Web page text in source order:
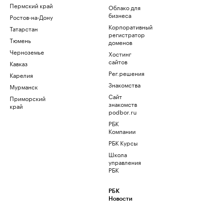
Пермский край
Ростов-на-Дону
Татарстан
Тюмень
Черноземье
Кавказ
Карелия
Мурманск
Приморский
край
Облако для
бизнеса
Корпоративный
регистратор
доменов
Хостинг
сайтов
Рег.решения
Знакомства
Сайт
знакомств
podbor.ru
РБК
Компании
РБК Курсы
Школа
управления
РБК
РБК
Новости